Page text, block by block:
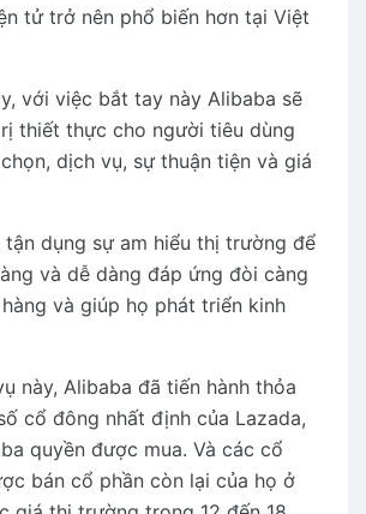
tử trở nên phổ biến hơn tại Việt
với việc bắt tay này Alibaba sẽ
thiết thực cho người tiêu dùng
dịch vụ, sự thuận tiện và giá
tận dụng sự am hiểu thị trường để
và dễ dàng đáp ứng đòi càng
và giúp họ phát triển kinh
này, Alibaba đã tiến hành thỏa
cổ đông nhất định của Lazada,
quyền được mua. Và các cổ
bán cổ phần còn lại của họ ở